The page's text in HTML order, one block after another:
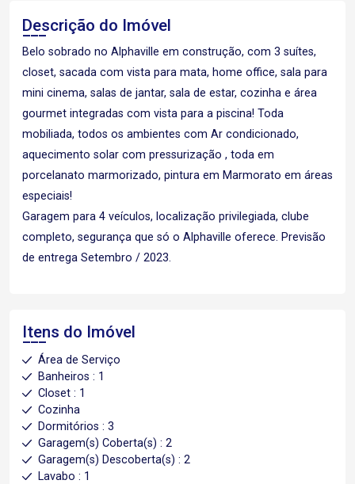
Descrição do Imóvel
Belo sobrado no Alphaville em construção, com 3 suítes,
closet, sacada com vista para mata, home office, sala para
mini cinema, salas de jantar, sala de estar, cozinha e área
gourmet integradas com vista para a piscina! Toda
mobiliada, todos os ambientes com Ar condicionado,
aquecimento solar com pressurização , toda em
porcelanato marmorizado, pintura em Marmorato em áreas
especiais!
Garagem para 4 veículos, localização privilegiada, clube
completo, segurança que só o Alphaville oferece. Previsão
de entrega Setembro / 2023.
Itens do Imóvel
Área de Serviço
Banheiros : 1
Closet : 1
Cozinha
Dormitórios : 3
Garagem(s) Coberta(s) : 2
Garagem(s) Descoberta(s) : 2
Lavabo : 1